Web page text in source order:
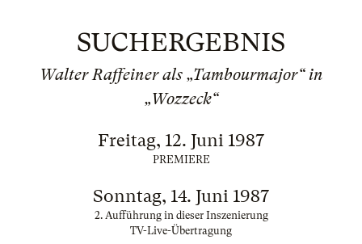
SUCHERGEBNIS
Walter Raffeiner als „Tambourmajor“ in
„Wozzeck“
Freitag, 12. Juni 1987
PREMIERE
Sonntag, 14. Juni 1987
2. Aufführung in dieser Inszenierung
TV-Live-Übertragung